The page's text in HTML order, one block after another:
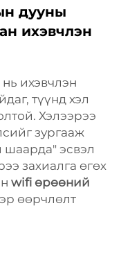
дууны
ихэвчлэн
ихэвчлэн
түүнд хэл
Хэлээрээ
зургааж
шаарда" эсвэл
захиалга өгөх
wifi өрөөний
өөрчлөлт